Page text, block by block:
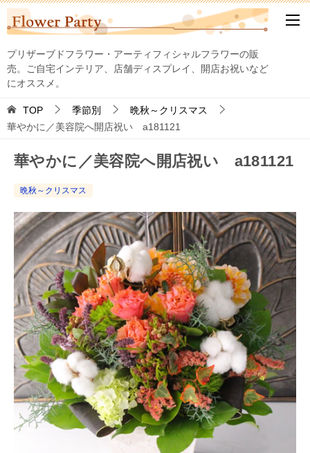
プリザーブドフラワー・アーティフィシャルフラワーの販
売。ご自宅インテリア、店舗ディスプレイ、開店お祝いなど
にオススメ。
TOP 季節別
晩秋～クリスマス
華やかに／美容院へ開店祝い a181121
華やかに／美容院へ開店祝い a181121
晩秋～クリスマス